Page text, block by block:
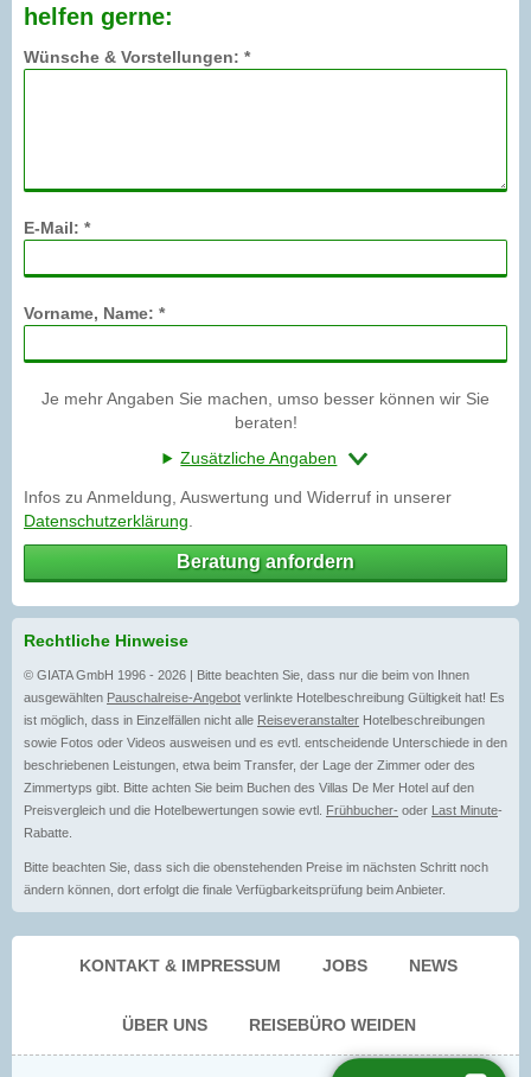
helfen gerne:
Wünsche & Vorstellungen: *
E-Mail: *
Vorname, Name: *
Je mehr Angaben Sie machen, umso besser können wir Sie
beraten!
Zusätzliche Angaben
Infos zu Anmeldung, Auswertung und Widerruf in unserer
Datenschutzerklärung
Beratung anfordern
Rechtliche Hinweise
© GIATA GmbH 1996 - 2026 | Bitte beachten Sie, dass nur die beim von Ihnen
ausgewählten Pauschalreise-Angebot verlinkte Hotelbeschreibung Gültigkeit hat! Es
ist möglich, dass in Einzelfällen nicht alle Reiseveranstalter Hotelbeschreibungen
sowie Fotos oder Videos ausweisen und es evtl. entscheidende Unterschiede in den
beschriebenen Leistungen, etwa beim Transfer, der Lage der Zimmer oder des
Zimmertyps gibt. Bitte achten Sie beim Buchen des Villas De Mer Hotel auf den
Preisvergleich und die Hotelbewertungen sowie evtl. Frühbucher- oder Last Minute-
Rabatte.
Bitte beachten Sie, dass sich die obenstehenden Preise im nächsten Schritt noch
ändern können, dort erfolgt die finale Verfügbarkeitsprüfung beim Anbieter.
KONTAKT & IMPRESSUM JOBS NEWS
ÜBER UNS REISEBÜRO WEIDEN